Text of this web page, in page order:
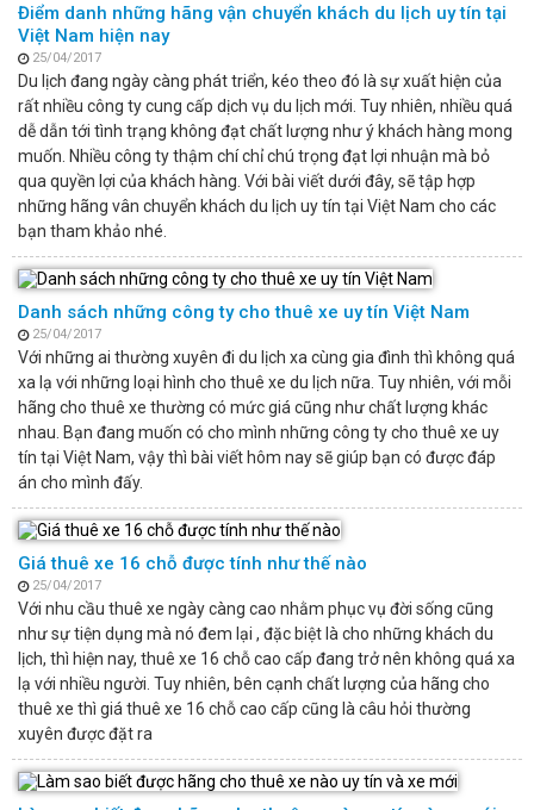
Điểm danh những hãng vận chuyển khách du lịch uy tín tại
Việt Nam hiện nay
25/04/2017
Du lịch đang ngày càng phát triển, kéo theo đó là sự xuất hiện của
rất nhiều công ty cung cấp dịch vụ du lịch mới. Tuy nhiên, nhiều quá
dễ dẫn tới tình trạng không đạt chất lượng như ý khách hàng mong
muốn. Nhiều công ty thậm chí chỉ chú trọng đạt lợi nhuận mà bỏ
qua quyền lợi của khách hàng. Với bài viết dưới đây, sẽ tập hợp
những hãng vân chuyển khách du lịch uy tín tại Việt Nam cho các
bạn tham khảo nhé.
Danh sách những công ty cho thuê xe uy tín Việt Nam
25/04/2017
Với những ai thường xuyên đi du lịch xa cùng gia đình thì không quá
xa lạ với những loại hình cho thuê xe du lịch nữa. Tuy nhiên, với mỗi
hãng cho thuê xe thường có mức giá cũng như chất lượng khác
nhau. Bạn đang muốn có cho mình những công ty cho thuê xe uy
tín tại Việt Nam, vậy thì bài viết hôm nay sẽ giúp bạn có được đáp
án cho mình đấy.
Giá thuê xe 16 chỗ được tính như thế nào
25/04/2017
Với nhu cầu thuê xe ngày càng cao nhằm phục vụ đời sống cũng
như sự tiện dụng mà nó đem lại , đặc biệt là cho những khách du
lịch, thì hiện nay, thuê xe 16 chỗ cao cấp đang trở nên không quá xa
lạ với nhiều người. Tuy nhiên, bên cạnh chất lượng của hãng cho
thuê xe thì giá thuê xe 16 chỗ cao cấp cũng là câu hỏi thường
xuyên được đặt ra